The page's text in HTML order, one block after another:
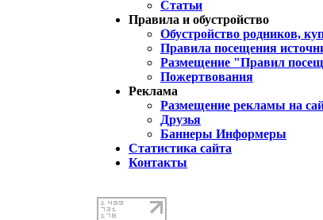
Статьи
Правила и обустройство
Обустройство родников,
Правила посещения
Размещение "Правил
Пожертвования
Реклама
Размещение рекламы на
Друзья
Баннеры Информеры
Статистика сайта
Контакты